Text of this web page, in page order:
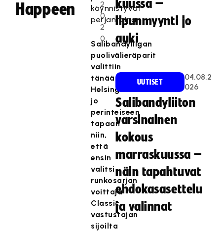
Happeen
2
0
2
0
käynnistyvät
perjantaina.
Salibandyliigan
puolivälieräparit
valittiin
tänään
Helsingissä
jo
perinteiseen
tapaan
niin,
että
ensin
valitsi
runkosarjan
voittaja
Classic
vastustajan
sijoilta
kuussa –
lipunmyynti jo
auki
UUTISET
04.08.2
026
Salibandyliiton
varsinainen
kokous
marraskuussa –
näin tapahtuvat
ehdokasasettelu
ja valinnat